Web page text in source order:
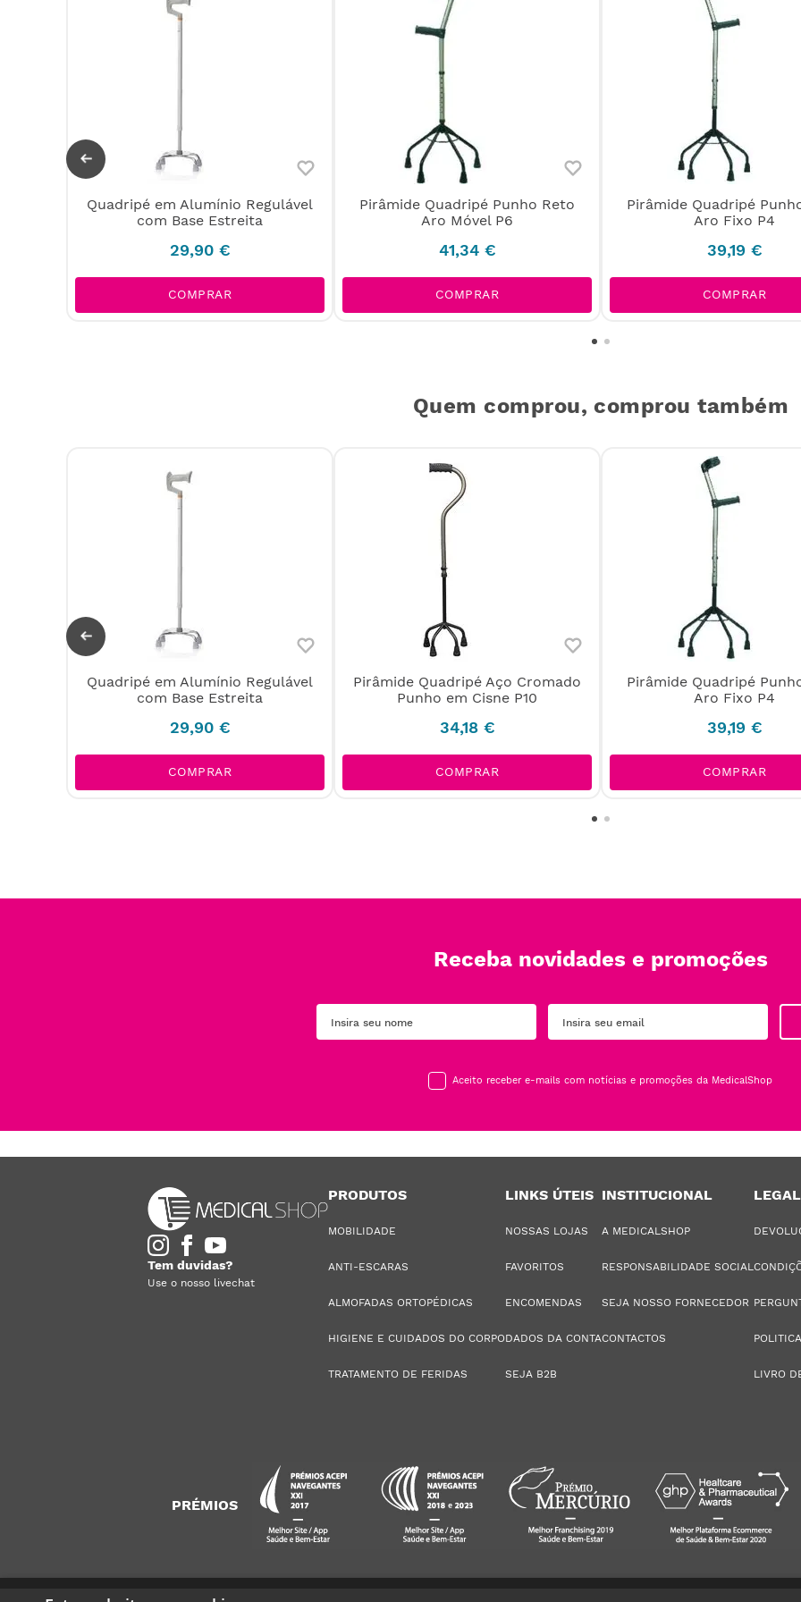
Quadripé em Alumínio Regulável
com Base Estreita
29,90 €
COMPRAR
Pirâmide Quadripé Punho Reto
Aro Móvel P6
41,34 €
COMPRAR
Pirâmide Quadripé
Aro Fixo P4
39,19 €
COMPRAR
Quem comprou, comprou também
Quadripé em Alumínio Regulável
com Base Estreita
29,90 €
COMPRAR
Pirâmide Quadripé Aço Cromado
Punho em Cisne P10
34,18 €
COMPRAR
Pirâmide Quadripé
Aro Fixo P4
39,19 €
COMPRAR
Receba novidades e promoções
Aceito receber e-mails com notícias e promoções da MedicalShop
Tem duvidas?
Use o nosso livechat
PRODUTOS
MOBILIDADE
ANTI-ESCARAS
ALMOFADAS ORTOPÉDICAS
HIGIENE E CUIDADOS DO CORPO
TRATAMENTO DE FERIDAS
LINKS ÚTEIS
NOSSAS LOJAS
FAVORITOS
ENCOMENDAS
DADOS DA CONTA
SEJA B2B
INSTITUCIONAL
A MEDICALSHOP
RESPONSABILIDADE SOCIAL
SEJA NOSSO FORNECEDOR
CONTACTOS
LEGAL
LIVRO
PRÉMIOS